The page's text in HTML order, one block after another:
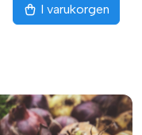
I varukorgen